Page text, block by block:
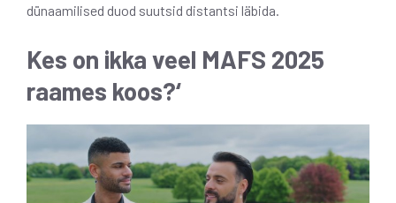
dünaamilised duod suutsid distantsi läbida.
Kes on ikka veel MAFS 2025
raames koos?‘